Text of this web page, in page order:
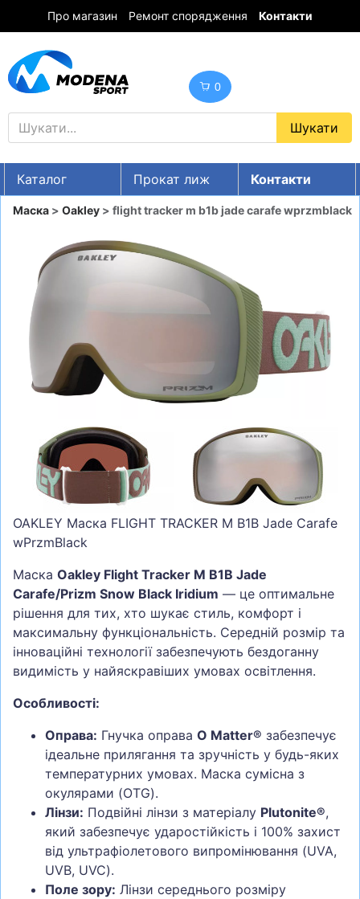
Про магазин Ремонт спорядження Контакти
0
Каталог Прокат лиж
Контакти
UA RU EN
ГІРСЬКІ ЛИЖІ
СНОУБОРДИ
ОДЯГ
ВЗУТТЯ
СУМКИ
ШОЛОМИ, ЗАХИСТ, ОКУЛЯРИ
БІГ, ФІТНЕС, М'ЯЧІ
ВЕЛОСИПЕДИ
САМОКАТИ
ТЕНІС, БАДМІНТОН
ВОДНІ ВИДИ СПОРТУ
ТУРИЗМ
Маска > Oakley > flight tracker m b1b jade carafe wprzmblack
OAKLEY Маска FLIGHT TRACKER M B1B Jade Carafe
wPrzmBlack
Маска Oakley Flight Tracker M B1B Jade
Carafe/Prizm Snow Black Iridium — це оптимальне
рішення для тих, хто шукає стиль, комфорт і
максимальну функціональність. Середній розмір та
інноваційні технології забезпечують бездоганну
видимість у найяскравіших умовах освітлення.
Особливості:
Оправа: Гнучка оправа O Matter® забезпечує
ідеальне прилягання та зручність у будь-яких
температурних умовах. Маска сумісна з
окулярами (OTG).
Лінзи: Подвійні лінзи з матеріалу Plutonite®,
який забезпечує ударостійкість і 100% захист
від ультрафіолетового випромінювання (UVA,
UVB, UVC).
Поле зору: Лінзи середнього розміру